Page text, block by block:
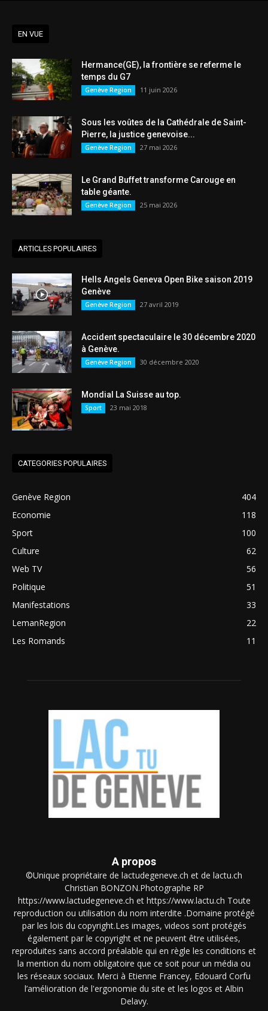
EN VUE
Hermance(GE), la frontière se referme le
temps du G7
Genève Region 11 juin 2026
Sous les voûtes de la Cathédrale de Saint-
Pierre, la justice genevoise...
Genève Region 27 mai 2026
Le Grand Buffet transforme Carouge en
table géante.
Genève Region 25 mai 2026
ARTICLES POPULAIRES
Hells Angels Geneva Open Bike saison 2019
Genève
Genève Region 27 avril 2019
Accident spectaculaire le 30 décembre 2020
à Genève.
Genève Region 30 décembre 2020
Mondial La Suisse au top.
Sport 23 mai 2018
CATEGORIES POPULAIRES
Genève Region
404
Economie
118
Sport
100
Culture
62
Web TV
56
Politique
51
Manifestations
33
LemanRegion
22
Les Romands
11
A propos
©Unique propriétaire de lactudegeneve.ch et de lactu.ch
Christian BONZON.Photographe RP
https://www.lactudegeneve.ch et https://www.lactu.ch Toute
reproduction ou utilisation du nom interdite .Domaine protégé
par les lois du copyright.Les images, videos sont protégés
également par le copyright et ne peuvent être utilisées,
reproduites sans accord préalable qui en règle les conditions et
la mention du nom obligatoire que ce soit pour un média ou
les réseaux sociaux. Merci à Etienne Francey, Edouard Corfu
l’amélioration de l'ergonomie du site et les logos et Albin
Delavy.